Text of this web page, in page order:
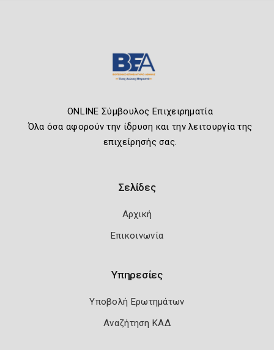
ONLINE Σύμβουλος Επιχειρηματία
Όλα όσα αφορούν την ίδρυση και την λειτουργία της
επιχείρησής σας.
Σελίδες
Αρχική
Επικοινωνία
Υπηρεσίες
Υποβολή Ερωτημάτων
Αναζήτηση ΚΑΔ